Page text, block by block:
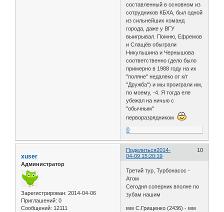
составленный в основном из
сотрудников КБХА, был одной
из сильнейших команд
города, даже у ВГУ
выигрывал. Помню, Ефремов
и Слащёв обыграли
Никульшина и Чернышова
соответственно (дело было
примерно в 1988 году на их
"поляне" недалеко от к/т
"Дружба") и мы проиграли им,
по моему, -4. Я тогда еле
убежал на ничью с
"обычным"
перворазрядником
0
Поделиться 10
2014-
04-09 15:20:19
xuser
Администратор
Зарегистрирован: 2014-04-06
Приглашений: 0
Сообщений: 12111
Третий тур, Турбонасос -
Атом
Сегодня соперник вполне по
зубам нашим
мм С.Грищенко (2436) - мм